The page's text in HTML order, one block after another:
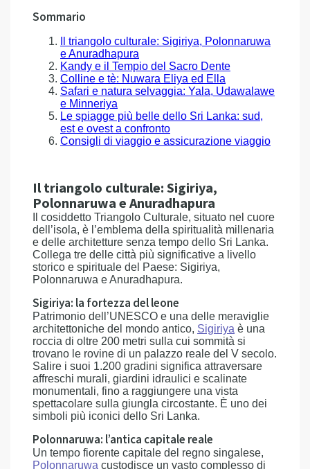
Sommario
Il triangolo culturale: Sigiriya, Polonnaruwa
e Anuradhapura
Kandy e il Tempio del Sacro Dente
Colline e tè: Nuwara Eliya ed Ella
Safari e natura selvaggia: Yala, Udawalawe
e Minneriya
Le spiagge più belle dello Sri Lanka: sud,
est e ovest a confronto
Consigli di viaggio e assicurazione viaggio
Il triangolo culturale: Sigiriya,
Polonnaruwa e Anuradhapura
Il cosiddetto Triangolo Culturale, situato nel cuore
dell’isola, è l’emblema della spiritualità millenaria
e delle architetture senza tempo dello Sri Lanka.
Collega tre delle città più significative a livello
storico e spirituale del Paese: Sigiriya,
Polonnaruwa e Anuradhapura.
Sigiriya: la fortezza del leone
Patrimonio dell’UNESCO e una delle meraviglie
architettoniche del mondo antico, Sigiriya è una
roccia di oltre 200 metri sulla cui sommità si
trovano le rovine di un palazzo reale del V secolo.
Salire i suoi 1.200 gradini significa attraversare
affreschi murali, giardini idraulici e scalinate
monumentali, fino a raggiungere una vista
spettacolare sulla giungla circostante. È uno dei
simboli più iconici dello Sri Lanka.
Polonnaruwa: l’antica capitale reale
Un tempo fiorente capitale del regno singalese,
Polonnaruwa custodisce un vasto complesso di